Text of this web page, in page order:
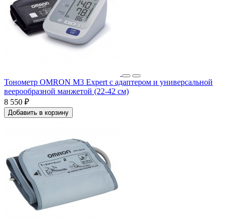
Тонометр OMRON M3 Expert с адаптером и универсальной
веерообразной манжетой (22-42 см)
8 550 ₽
Добавить в корзину